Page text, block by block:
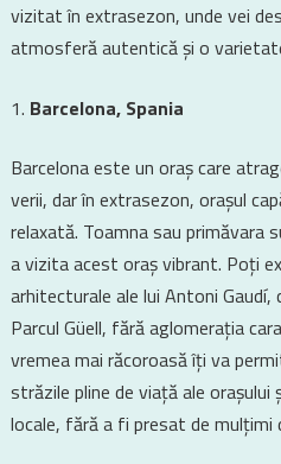
vizitat în extrasezon, unde vei
atmosferă autentică și o
Barcelona, Spania
Barcelona este un oraș care
verii, dar în extrasezon, orașul
relaxată. Toamna sau primăvara
a vizita acest oraș vibrant. Poți
arhitecturale ale lui Antoni Gaudí,
Parcul Güell, fără aglomerația
vremea mai răcoroasă îți va
străzile pline de viață ale
locale, fără a fi presat de mulțimi